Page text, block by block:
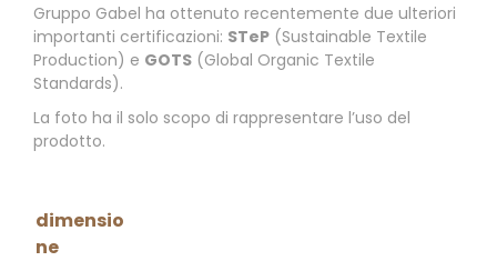
Gruppo Gabel ha ottenuto recentemente due ulteriori
importanti certificazioni: STeP (Sustainable Textile
Production) e GOTS (Global Organic Textile
Standards).
La foto ha il solo scopo di rappresentare l’uso del
prodotto.
dimensio
ne